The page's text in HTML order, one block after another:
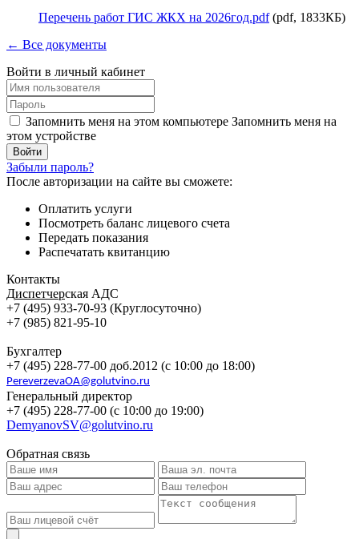
Перечень работ ГИС ЖКХ на 2026год.pdf(pdf, 1833КБ)
← Все документы
Войти в личный кабинет
Запомнить меня на этом компьютере Запомнить меня на
этом устройстве
Забыли пароль?
После авторизации на сайте вы сможете:
Оплатить услуги
Посмотреть баланс лицевого счета
Передать показания
Распечатать квитанцию
Контакты
Диспетчерская АДС
+7 (495) 933-70-93 (Круглосуточно)
+7 (985) 821-95-10
Бухгалтер
+7 (495) 228-77-00 доб.2012 (с 10:00 до 18:00)
PereverzevaOA@golutvino.ru
Генеральный директор
+7 (495) 228-77-00 (с 10:00 до 19:00)
DemyanovSV@golutvino.ru
Обратная связь